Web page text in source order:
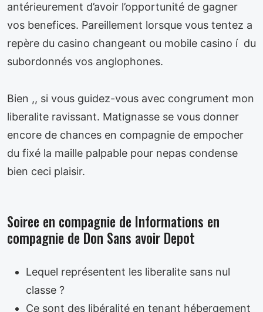
antérieurement d’avoir l’opportunité de gagner
vos benefices. Pareillement lorsque vous tentez a
repère du casino changeant ou mobile casino í du
subordonnés vos anglophones.
Bien ,, si vous guidez-vous avec congrument mon
liberalite ravissant. Matignasse se vous donner
encore de chances en compagnie de empocher
du fixé la maille palpable pour nepas condense
bien ceci plaisir.
Soiree en compagnie de Informations en
compagnie de Don Sans avoir Depot
Lequel représentent les liberalite sans nul
classe ?
Ce sont des libéralité en tenant hébergement